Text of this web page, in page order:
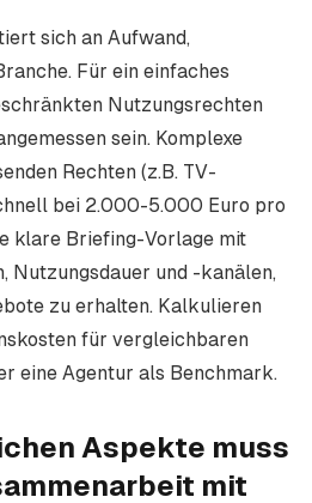
sich an Aufwand,
Für ein einfaches
Nutzungsrechten
sein. Komplexe
Rechten (z.B. TV-
bei 2.000-5.000 Euro pro
klare Briefing-Vorlage mit
Nutzungsdauer und -kanälen,
zu erhalten. Kalkulieren
für vergleichbaren
eine Agentur als Benchmark.
Aspekte muss
mit